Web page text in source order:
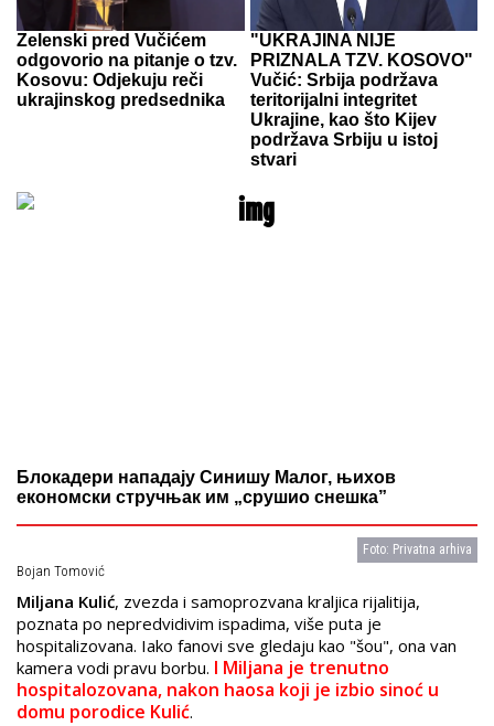
Foto: Privatna arhiva
Zelenski pred Vučićem
odgovorio na pitanje o tzv.
Kosovu: Odjekuju reči
ukrajinskog predsednika
"UKRAJINA NIJE
PRIZNALA TZV. KOSOVO"
Vučić: Srbija podržava
teritorijalni integritet
Ukrajine, kao što Kijev
podržava Srbiju u istoj
stvari
Блокадери нападају Синишу Малог, њихов
економски стручњак им „срушио снешка”
Bojan Tomović
Miljana Kulić, zvezda i samoprozvana kraljica rijalitija,
poznata po nepredvidivim ispadima, više puta je
hospitalizovana. Iako fanovi sve gledaju kao "šou", ona van
kamera vodi pravu borbu. I Miljana je trenutno
hospitalozovana, nakon haosa koji je izbio sinoć u
domu porodice Kulić.